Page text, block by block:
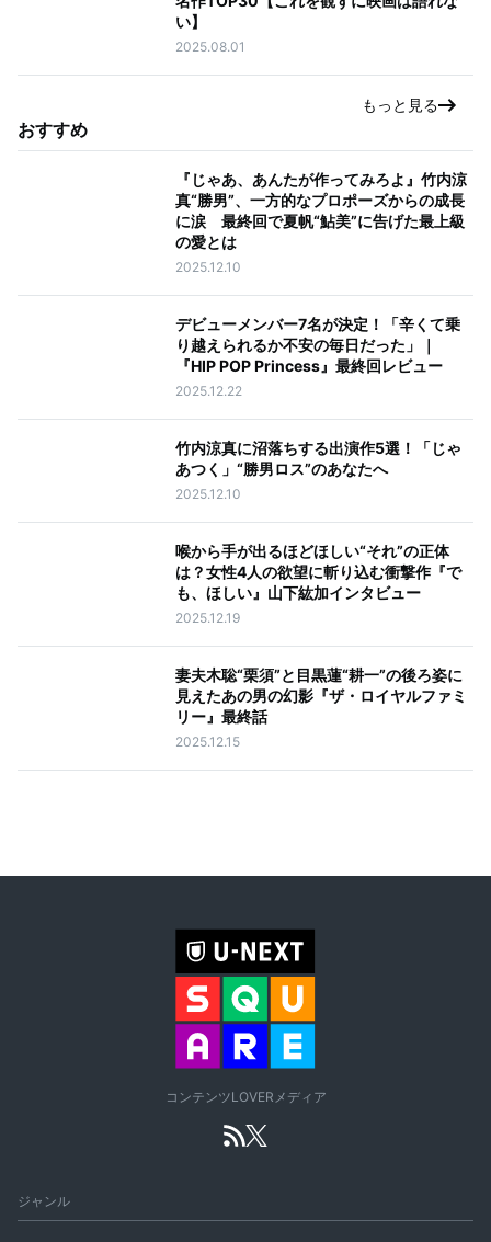
い】
2025.08.01
もっと見る
おすすめ
『じゃあ、あんたが作ってみろよ』竹内涼
真“勝男”、一方的なプロポーズからの成長
に涙 最終回で夏帆“鮎美”に告げた最上級
の愛とは
2025.12.10
デビューメンバー7名が決定！「辛くて乗
り越えられるか不安の毎日だった」｜
『HIP POP Princess』最終回レビュー
2025.12.22
竹内涼真に沼落ちする出演作5選！「じゃ
あつく」“勝男ロス”のあなたへ
2025.12.10
喉から手が出るほどほしい“それ”の正体
は？女性4人の欲望に斬り込む衝撃作『で
も、ほしい』山下紘加インタビュー
2025.12.19
妻夫木聡“栗須”と目黒蓮“耕一”の後ろ姿に
見えたあの男の幻影『ザ・ロイヤルファミ
リー』最終話
2025.12.15
コンテンツLOVERメディア
ジャンル